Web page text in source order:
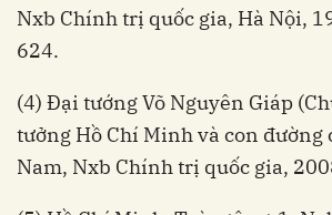
Nxb Chính trị quốc gia, Hà Nội,
624.
(4) Đại tướng Võ Nguyên Giáp
tưởng Hồ Chí Minh và con đường
Nam, Nxb Chính trị quốc gia,